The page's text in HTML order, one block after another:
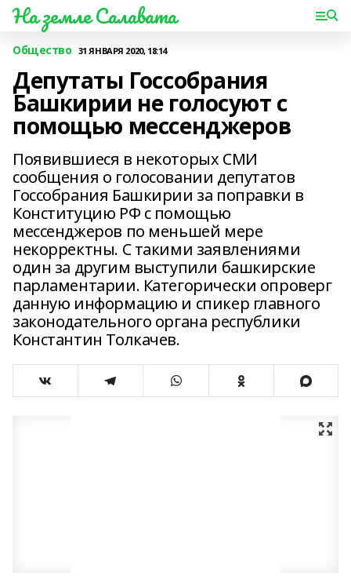
На земле Салавата
Общество 31 ЯНВАРЯ 2020, 18:14
Депутаты Госсобрания
Башкирии не голосуют с
помощью мессенджеров
Появившиеся в некоторых СМИ
сообщения о голосовании депутатов
Госсобрания Башкирии за поправки в
Конституцию РФ с помощью
мессенджеров по меньшей мере
некорректны. С такими заявлениями
один за другим выступили башкирские
парламентарии. Категорически опроверг
данную информацию и спикер главного
законодательного органа республики
Константин Толкачев.